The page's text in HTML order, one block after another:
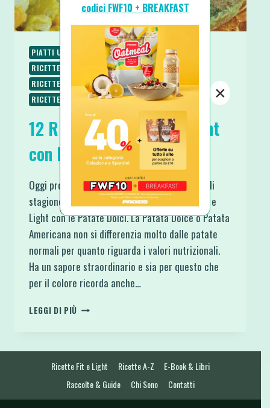
PIATTI UNICI RACCOLTE & GUIDE
RICETTE
RICETTE PROTEICHE
RICETTE SALATE
RICETTE SENZA BURRO
RICETTE SENZA GLUTINE
RICETTE VEGANE
RICETTE VEGETARIANE
12 Ricette Salate Fit e Light
con le Patate Dolci
Oggi propongo una raccolta con un ortaggio di
stagione che amo tanto: 12 Ricette Salate Fit e
Light con le Patate Dolci. La Patata Dolce o Patata
Americana non si differenzia molto dalle patate
normali per quanto riguarda i valori nutrizionali.
Ha un sapore straordinario e sia per questo che
per il colore ricorda anche…
LEGGI DI PIÙ
LIGHT
CON
Ricette Fit e Light Ricette A-Z
E-Book & Libri
Raccolte & Guide
Chi Sono Contatti
codici FWF10 + BREAKFAST
×